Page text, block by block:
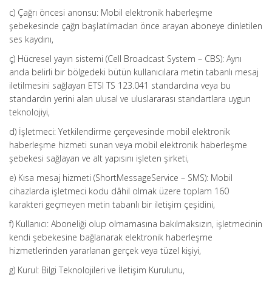
c) Çağrı öncesi anonsu: Mobil elektronik haberleşme
şebekesinde çağrı başlatılmadan önce arayan aboneye dinletilen
ses kaydını,
ç) Hücresel yayın sistemi (Cell Broadcast System – CBS): Aynı
anda belirli bir bölgedeki bütün kullanıcılara metin tabanlı mesaj
iletilmesini sağlayan ETSI TS 123.041 standardına veya bu
standardın yerini alan ulusal ve uluslararası standartlara uygun
teknolojiyi,
d) İşletmeci: Yetkilendirme çerçevesinde mobil elektronik
haberleşme hizmeti sunan veya mobil elektronik haberleşme
şebekesi sağlayan ve alt yapısını işleten şirketi,
e) Kısa mesaj hizmeti (ShortMessageService – SMS): Mobil
cihazlarda işletmeci kodu dâhil olmak üzere toplam 160
karakteri geçmeyen metin tabanlı bir iletişim çeşidini,
f) Kullanıcı: Aboneliği olup olmamasına bakılmaksızın, işletmecinin
kendi şebekesine bağlanarak elektronik haberleşme
hizmetlerinden yararlanan gerçek veya tüzel kişiyi,
g) Kurul: Bilgi Teknolojileri ve İletişim Kurulunu,